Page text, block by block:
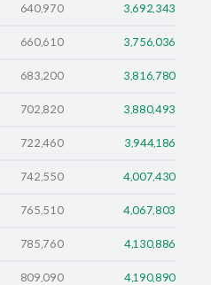
640,970 3,692,343
660,610 3,756,036
683,200 3,816,780
702,820 3,880,493
722,460 3,944,186
742,550 4,007,430
765,510 4,067,803
785,760 4,130,886
809,090 4,190,890